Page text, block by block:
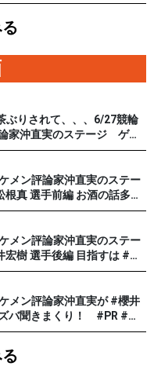
ぶりされて、、、6/27競輪
家沖直実のステージ ゲス
期）後編 #PR #松戸けい
ン評論家沖直実のステー
前編 お酒の話多め
りん
ン評論家沖直実のステー
樹 選手後編 目指すは #田
けいりん
ン評論家沖直実が #櫻井
バ聞きまくり！ #PR #松